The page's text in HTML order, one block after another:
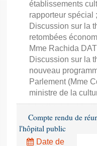
établissements
rapporteur spécial
Discussion sur la
retombées
Mme Rachida
Discussion sur la
nouveau
Parlement (Mme
ministre de la
Compte rendu de
l'hôpital public
Date de